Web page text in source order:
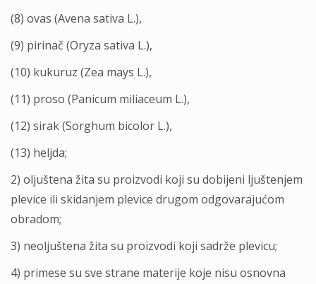
(8) ovas (Avena sativa L.),
(9) pirinač (Oryza sativa L.),
(10) kukuruz (Zea mays L.),
(11) proso (Panicum miliaceum L.),
(12) sirak (Sorghum bicolor L.),
(13) helјda;
2) olјuštena žita su proizvodi koji su dobijeni lјuštenjem
plevice ili skidanjem plevice drugom odgovarajućom
obradom;
3) neolјuštena žita su proizvodi koji sadrže plevicu;
4) primese su sve strane materije koje nisu osnovna